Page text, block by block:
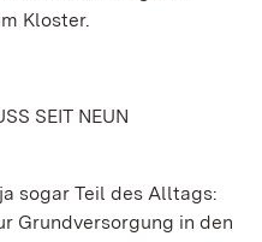
Kloster.
SEIT NEUN
sogar Teil des Alltags:
Grundversorgung in den